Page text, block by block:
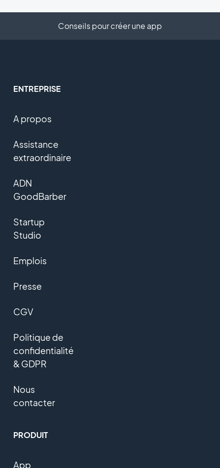
Conseils pour créer une app
ENTREPRISE
A propos
Assistance
extraordinaire
ADN
GoodBarber
Startup
Studio
Emplois
Presse
CGV
Politique de
confidentialité
& GDPR
Nous
contacter
PRODUIT
App